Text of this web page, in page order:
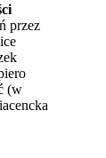
przez
(w